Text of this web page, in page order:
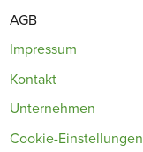
AGB
Impressum
Kontakt
Unternehmen
Cookie-Einstellungen